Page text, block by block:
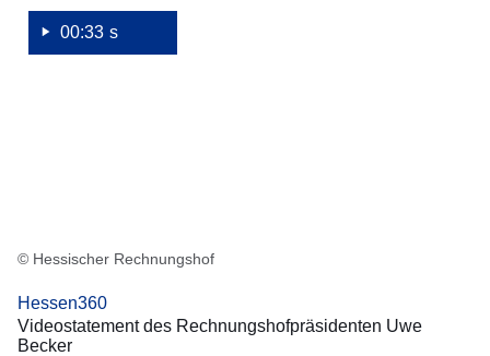
00:33 s
© Hessischer Rechnungshof
Hessen360
Videostatement des Rechnungshofpräsidenten Uwe
Becker